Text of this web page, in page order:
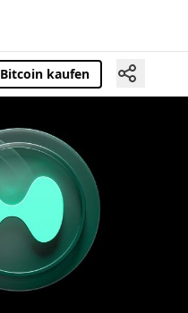
Bitcoin kaufen